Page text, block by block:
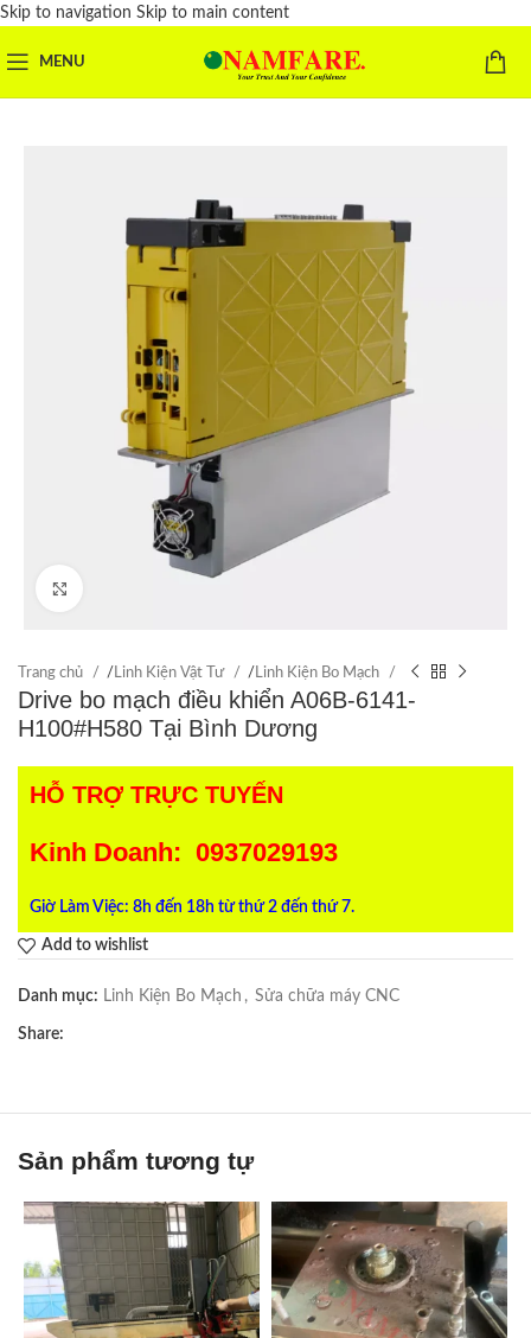
Skip to navigation Skip to main content
MENU
Trang chủ / Linh Kiện Vật Tư / Linh Kiện Bo Mạch
Drive bo mạch điều khiển A06B-6141-
H100#H580 Tại Bình Dương
HỖ TRỢ TRỰC TUYẾN
Kinh Doanh: 0937029193
Giờ Làm Việc: 8h đến 18h từ thứ 2 đến thứ 7.
Add to wishlist
Danh mục: Linh Kiện Bo Mạch , Sửa chữa máy CNC
Share:
Sản phẩm tương tự